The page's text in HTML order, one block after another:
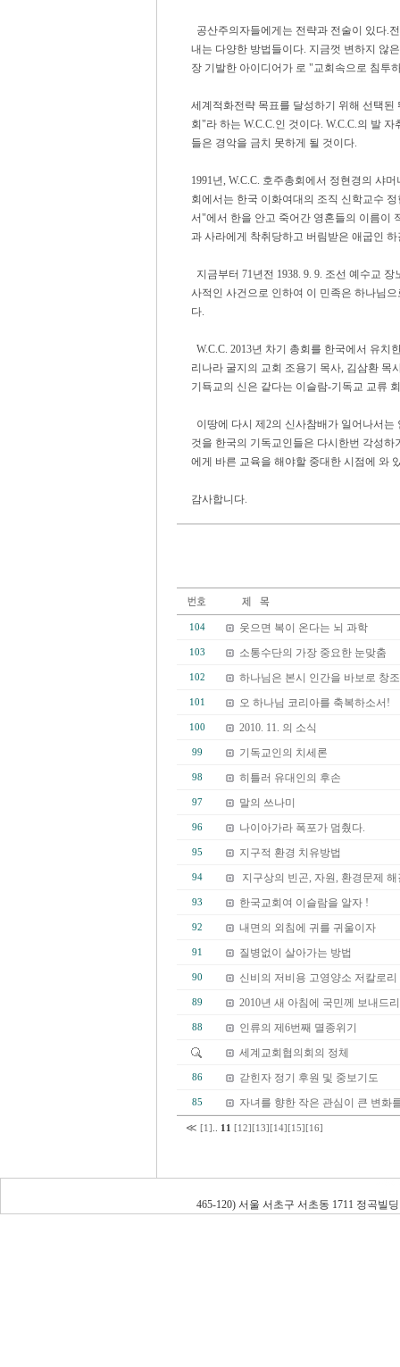
공산주의자들에게는 전략과 전술이 있다.
내는 다양한 방법들이다. 지금껏 변하지 않
장 기발한 아이디어가 로 "교회속으로 침투
세계적화전략 목표를 달성하기 위해 선택
회"라 하는 W.C.C.인 것이다. W.C.C.의 발
들은 경악을 금치 못하게 될 것이다.
1991년, W.C.C. 호주총회에서 정현경의 샤
회에서는 한국 이화여대의 조직 신학교수
서"에서 한을 안고 죽어간 영혼들의 이름이
과 사라에게 착취당하고 버림받은 애굽인
지금부터 71년전 1938. 9. 9. 조선 예수교
사적인 사건으로 인하여 이 민족은 하나님
다.
W.C.C. 2013년 차기 총회를 한국에서 유치
리나라 굴지의 교회 조용기 목사, 김삼환 목
기됵교의 신은 같다는 이슬람-기독교 교류
이땅에 다시 제2의 신사참배가 일어나서
것을 한국의 기독교인들은 다시한번 각성
에게 바른 교육을 해야할 중대한 시점에 와
감사합니다.
104 웃으면 복이 온다는 뇌 과학
103 소통수단의 가장 중요한 눈맞춤
102 하나님은 본시 인간을 바보로 창
101 오 하나님 코리아를 축복하소서!
100 2010. 11. 의 소식
99 기독교인의 치세론
98 히틀러 유대인의 후손
97 말의 쓰나미
96 나이아가라 폭포가 멈췄다.
95 지구적 환경 치유방법
94 지구상의 빈곤, 자원, 환경문제
93 한국교회여 이슬람을 알자 !
92 내면의 외침에 귀를 귀울이자
91 질병없이 살아가는 방법
90 신비의 저비용 고영양소 저칼로리
89 2010년 새 아침에 국민께 보내드
88
인류의 제6번째 멸종위기
세계교회협의회의 정체
86 갇힌자 정기 후원 및 중보기도
85
자녀를 향한 작은 관심이 큰 변화
≪ [1] 11 [12] [13] [14] [15] [16]
465-120) 서울 서초구 서초동 1711 정곡빌